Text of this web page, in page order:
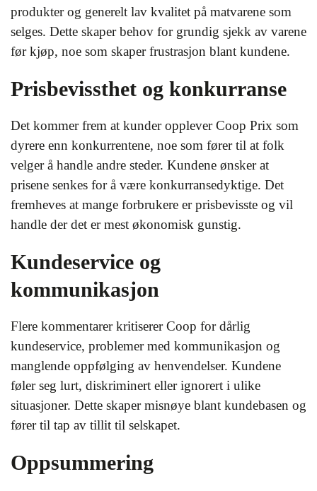
produkter og generelt lav kvalitet på matvarene som
selges. Dette skaper behov for grundig sjekk av varene
før kjøp, noe som skaper frustrasjon blant kundene.
Prisbevissthet og konkurranse
Det kommer frem at kunder opplever Coop Prix som
dyrere enn konkurrentene, noe som fører til at folk
velger å handle andre steder. Kundene ønsker at
prisene senkes for å være konkurransedyktige. Det
fremheves at mange forbrukere er prisbevisste og vil
handle der det er mest økonomisk gunstig.
Kundeservice og
kommunikasjon
Flere kommentarer kritiserer Coop for dårlig
kundeservice, problemer med kommunikasjon og
manglende oppfølging av henvendelser. Kundene
føler seg lurt, diskriminert eller ignorert i ulike
situasjoner. Dette skaper misnøye blant kundebasen og
fører til tap av tillit til selskapet.
Oppsummering